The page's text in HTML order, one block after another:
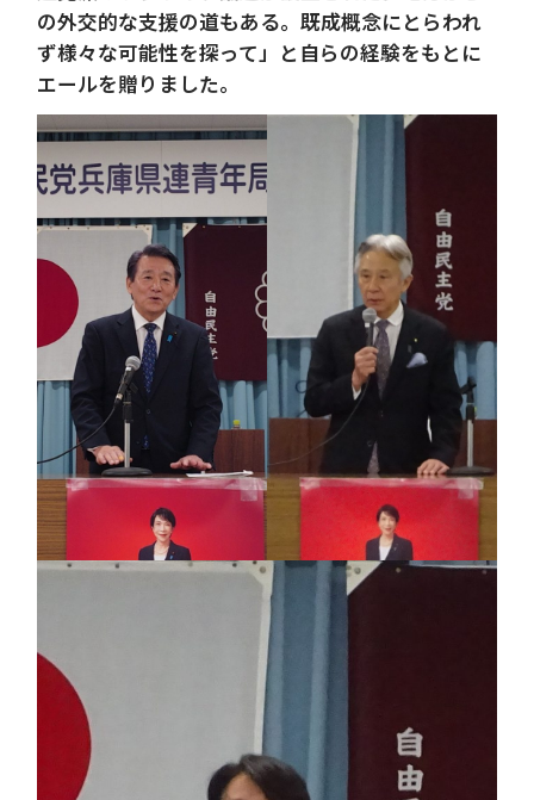
の外交的な支援の道もある。既成概念にとらわれ
ず様々な可能性を探って」と自らの経験をもとに
エールを贈りました。